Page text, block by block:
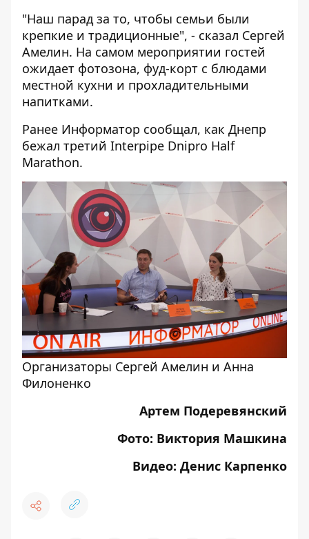
"Наш парад за то, чтобы семьи были
крепкие и традиционные", - сказал Сергей
Амелин. На самом мероприятии гостей
ожидает фотозона, фуд-корт с блюдами
местной кухни и прохладительными
напитками.
Ранее Информатор сообщал, как Днепр
бежал третий Interpipe Dnipro Half
Marathon.
Организаторы Сергей Амелин и Анна
Филоненко
Артем Подеревянский
Фото: Виктория Машкина
Видео: Денис Карпенко